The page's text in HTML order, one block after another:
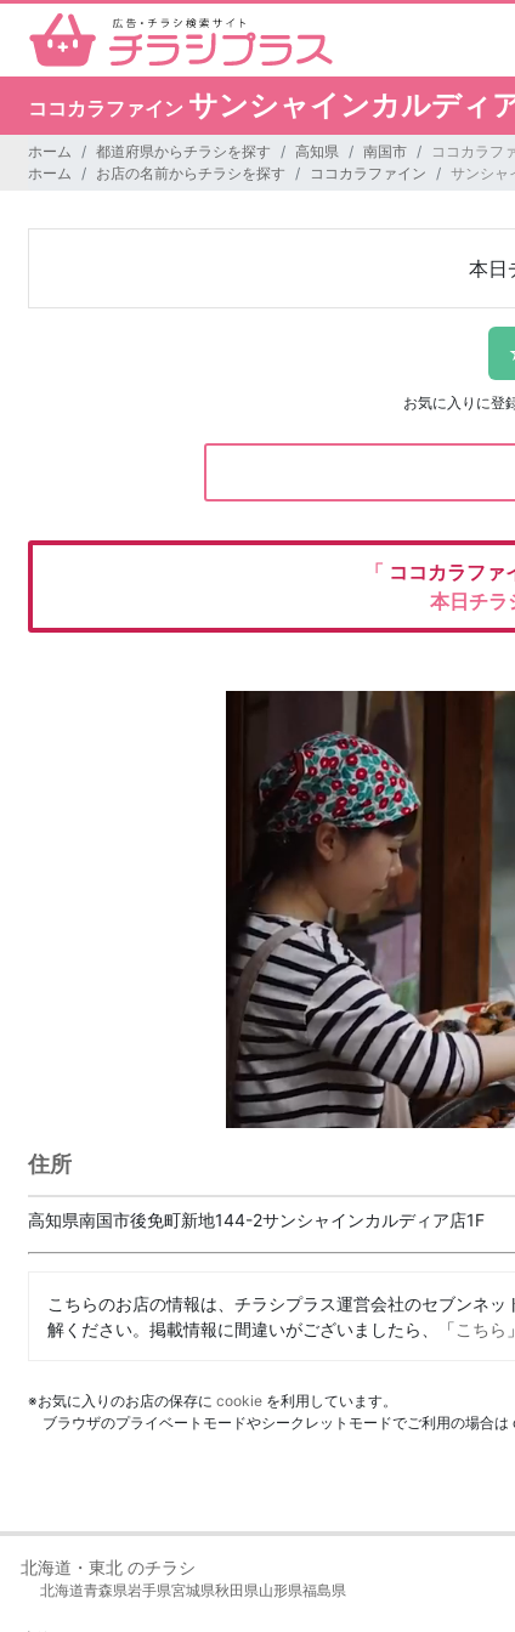
ココカラファイン サンシャインカルディ
ホーム 都道府県からチラシを探す 高知県 南国市
ココカラフ
ホーム
お店の名前からチラシを探す ココカラファイン サンシャ
本日
お気に入りに登
「 ココカラファ
本日チラ
住所
高知県南国市後免町新地144-2サンシャインカルディア店1F
こちらのお店の情報は、チラシプラス運営会社のセブンネ
解ください。掲載情報に間違いがございましたら、「こちら
※お気に入りのお店の保存に cookie を利用しています。
ブラウザのプライベートモードやシークレットモードでご利用の場合
北海道・東北 のチラシ
北海道青森県岩手県宮城県秋田県山形県福島県